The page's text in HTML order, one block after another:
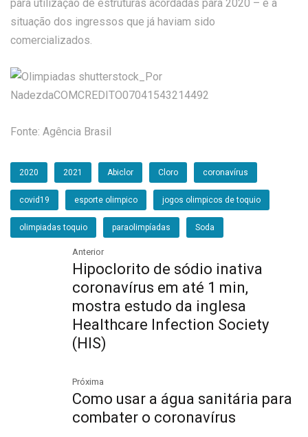
para utilização de estruturas acordadas para 2020 – e a
situação dos ingressos que já haviam sido
comercializados.
Fonte: Agência Brasil
2020 2021 Abiclor Cloro coronavírus
covid19 esporte olimpico jogos olimpicos de toquio
olimpiadas toquio paraolimpíadas Soda
Anterior
Hipoclorito de sódio inativa
coronavírus em até 1 min,
mostra estudo da inglesa
Healthcare Infection Society
(HIS)
Próxima
Como usar a água sanitária para
combater o coronavírus